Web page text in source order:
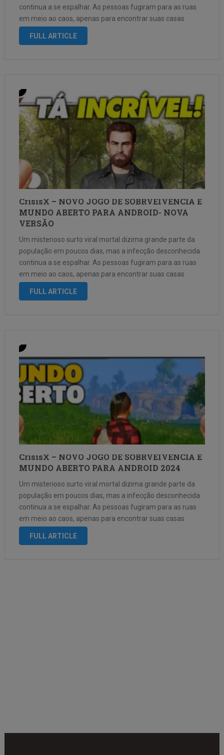
continua a se espalhar. As pessoas fugiram para as ruas
em meio ao caos, apenas para encontrar suas casas
transformadas em um deserto pós-apocalíptico, com
FULL ARTICLE
CrisisX – NOVO JOGO DE SOBRVEIVENCIA E
MUNDO ABERTO PARA ANDROID- NOVA
VERSÃO
Um misterioso surto viral mortal dizima grande parte da
população em poucos dias, mas a infecção desconhecida
continua a se espalhar. As pessoas fugiram para as ruas
em meio ao caos, apenas para encontrar suas casas
transformadas em um deserto pós-apocalíptico, com
FULL ARTICLE
CrisisX – NOVO JOGO DE SOBRVEIVENCIA E
MUNDO ABERTO PARA ANDROID 2024
Um misterioso surto viral mortal dizima grande parte da
população em poucos dias, mas a infecção desconhecida
continua a se espalhar. As pessoas fugiram para as ruas
em meio ao caos, apenas para encontrar suas casas
transformadas em um deserto pós-apocalíptico, com
FULL ARTICLE